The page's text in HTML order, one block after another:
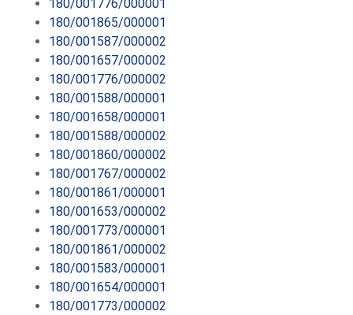
180/001776/000001
180/001865/000001
180/001587/000002
180/001657/000002
180/001776/000002
180/001588/000001
180/001658/000001
180/001588/000002
180/001860/000002
180/001767/000002
180/001861/000001
180/001653/000002
180/001773/000001
180/001861/000002
180/001583/000001
180/001654/000001
180/001773/000002